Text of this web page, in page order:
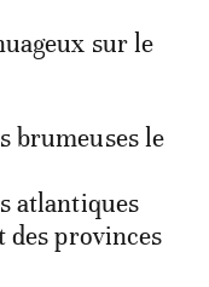
sur le
brumeuses le
atlantiques
des provinces